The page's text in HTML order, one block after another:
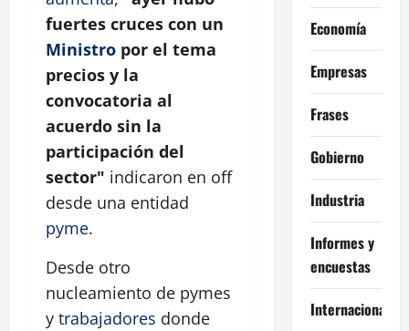
fuertes cruces con un
Ministro por el tema
precios y la
convocatoria al
acuerdo sin la
participación del
sector" indicaron en off
desde una entidad
pyme.
Desde otro
nucleamiento de pymes
y trabajadores donde
Economía
Empresas
Frases
Gobierno
Industria
Informes y
encuestas
Internacional